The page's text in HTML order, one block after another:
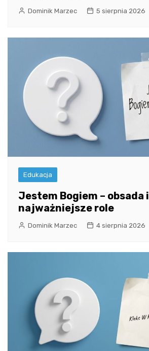
Dominik Marzec 5 sierpnia 2026
Edukacja
Jestem Bogiem – obsada i
najważniejsze role
Dominik Marzec 4 sierpnia 2026